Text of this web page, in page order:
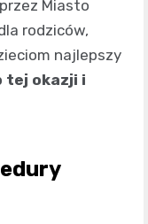
Miasto
rodziców,
najlepszy
tej okazji i